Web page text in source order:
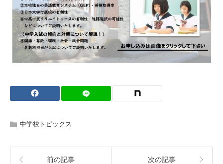
中学校トピックス
前の記事 次の記事